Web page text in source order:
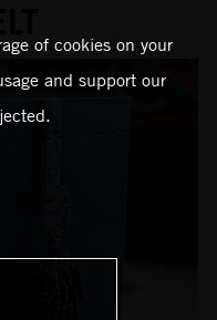
of cookies on your
and support our